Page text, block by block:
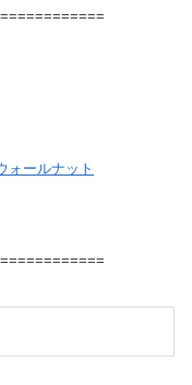
ォールナット